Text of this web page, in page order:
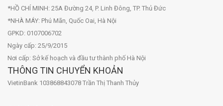
*HỒ CHÍ MINH: 25A Đường 24, P. Linh Đông, TP. Thủ Đức
*NHÀ MÁY: Phú Mãn, Quốc Oai, Hà Nội
GPKD: 0107006702
Ngày cấp: 25/9/2015
Nơi cấp: Sở kế hoạch và đầu tư thành phố Hà Nội
THÔNG TIN CHUYỂN KHOẢN
VietinBank 103868843078 Trần Thị Thanh Thủy